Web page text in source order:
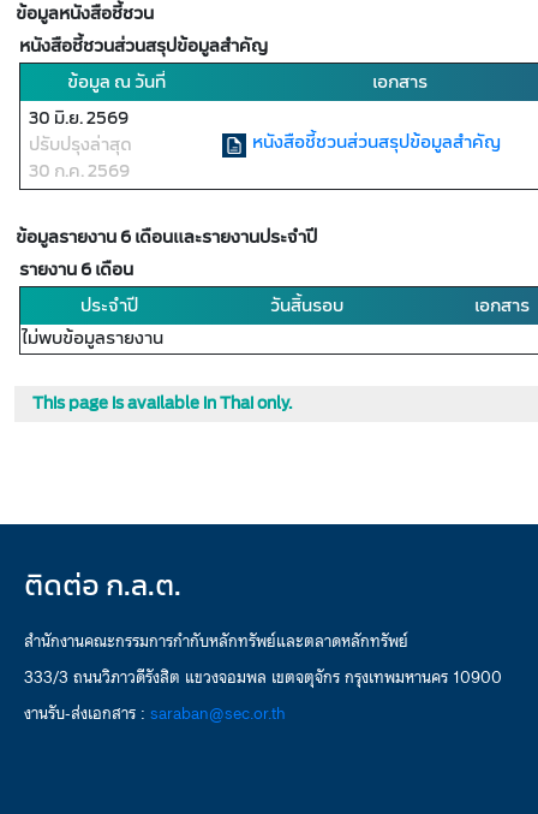
ข้อมูลหนังสือชี้ชวน
หนังสือชี้ชวนส่วนสรุปข้อมูลสำคัญ
ข้อมูล ณ วันที่
เอกสาร
30 มิ.ย. 2569
ปรับปรุงล่าสุด
30 ก.ค. 2569
หนังสือชี้ชวนส่วนสรุปข้อมูลสำคัญ
ข้อมูลรายงาน 6 เดือนและรายงานประจำปี
รายงาน 6 เดือน
ประจำปี
วันสิ้นรอบ
เอกสาร
ไม่พบข้อมูลรายงาน
This page is available in Thai only.
ติดต่อ ก.ล.ต.
สำนักงานคณะกรรมการกำกับหลักทรัพย์และตลาดหลักทรัพย์
333/3 ถนนวิภาวดีรังสิต แขวงจอมพล เขตจตุจักร กรุงเทพมหานคร 10900
งานรับ-ส่งเอกสาร : saraban@sec.or.th